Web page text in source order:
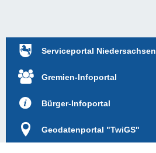
Serviceportal Niedersachsen
Gremien-Infoportal
Bürger-Infoportal
Geodatenportal "TwiGS"